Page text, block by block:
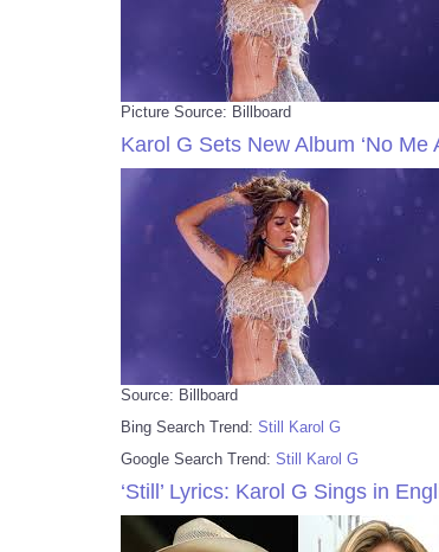
Picture Source: Billboard
Karol G Sets New Album ‘No Me
Source: Billboard
Bing Search Trend: Still Karol G
Google Search Trend: Still Karol G
‘Still’ Lyrics: Karol G Sings in